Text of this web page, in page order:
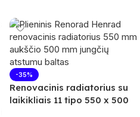
-35%
Renovacinis radiatorius su
laikikliais 11 tipo 550 x 500